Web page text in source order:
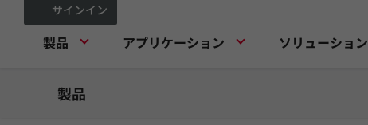
サインイン
製品 アプリケーション ソリューション
製品